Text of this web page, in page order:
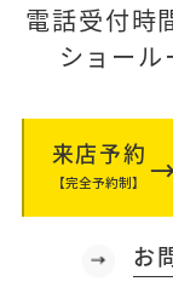
電話受付時
ショー
来店予約
【完全予約制】
お